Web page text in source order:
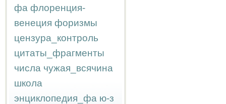
фа флоренция-
венеция форизмы
цензура_контроль
цитаты_фрагменты
числа чужая_всячина
школа
энциклопедия_фа ю-з